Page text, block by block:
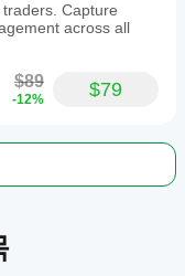
Capture
across all
$89
-12% $79